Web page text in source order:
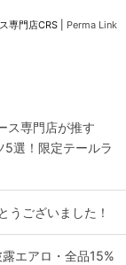
専門店CRS Perma Link
ス専門店が推す
5選！限定テールラ
うございました！
エアロ・全品15%